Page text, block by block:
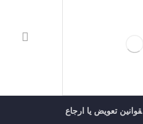
قوانین تعویض یا ارجاع